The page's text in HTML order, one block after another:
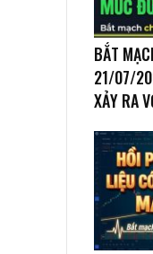
BẮT
21/07/
XẢY RA